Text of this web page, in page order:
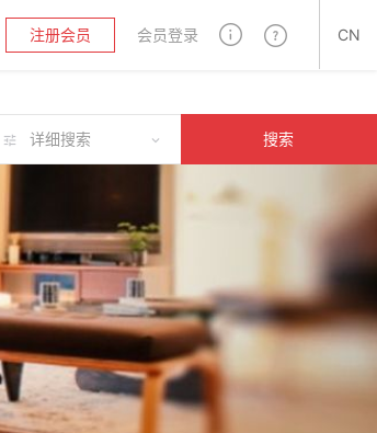
注册会员 会员登录 CN
详细搜索 搜索